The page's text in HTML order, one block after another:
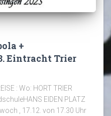
+
Eintracht Trier
: Wo: HORT TRIER
EIDEN PLATZ
, 17.12. von 17.30 Uhr